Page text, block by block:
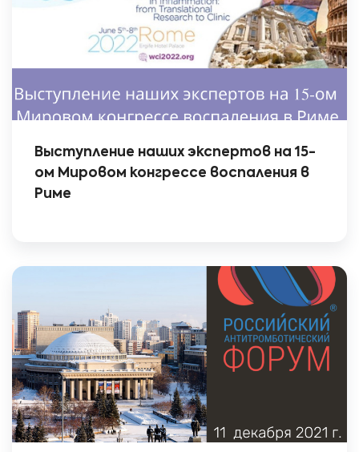
Выступление наших экспертов на 15-
ом Мировом конгрессе воспаления в
Риме